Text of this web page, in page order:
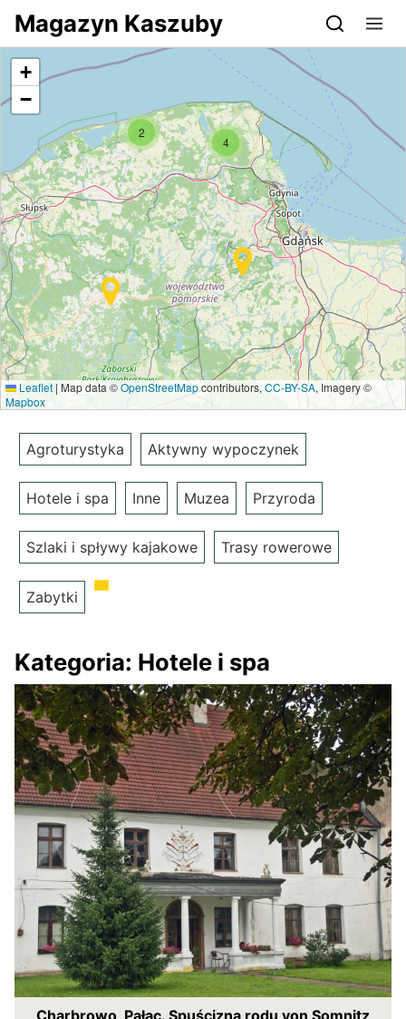
Przejdź do serwisu magazynkaszuby.pl
Magazyn Kaszuby
2
4
+
−
Leaflet | Map data ©OpenStreetMapcontributors, CC-BY-SA, Imagery ©
Mapbox
Agroturystyka Aktywny wypoczynek
Hotele i spa Inne Muzea Przyroda
Szlaki i spływy kajakowe Trasy rowerowe
Zabytki
Kategoria: Hotele i spa
Charbrowo, Pałac. Spuścizna rodu von Somnitz